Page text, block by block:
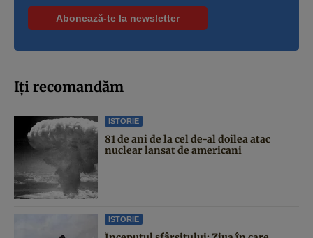
Iți recomandăm
ISTORIE
81 de ani de la cel de-al doilea atac
nuclear lansat de americani
ISTORIE